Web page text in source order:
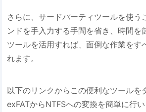
さらに、サードパーティツールを使う
ンドを手入力する手間を省き、時間を
ツールを活用すれば、面倒な作業をす
れます。
以下のリンクからこの便利なツールを
exFATからNTFSへの変換を簡単に行い